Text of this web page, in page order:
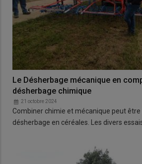
Le Désherbage mécanique en
désherbage chimique
21 octobre 2024
Combiner chimie et mécanique peut
désherbage en céréales. Les divers